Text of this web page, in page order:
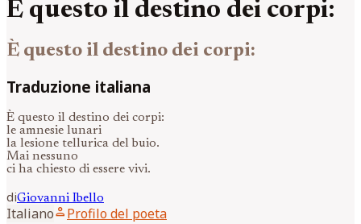
È questo il destino dei corpi:
È questo il destino dei corpi:
Traduzione italiana
È questo il destino dei corpi:
le amnesie lunari
la lesione tellurica del buio.
Mai nessuno
ci ha chiesto di essere vivi.
diGiovanni Ibello
Italianoperson Profilo del poeta